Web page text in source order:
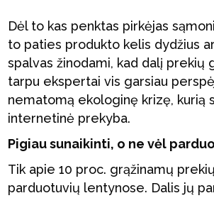
Dėl to kas penktas pirkėjas
to paties produkto kelis dydžius
spalvas žinodami, kad dalį prekių
tarpu ekspertai vis garsiau
nematomą ekologinę krizę, kurią
internetinė prekyba.
Pigiau sunaikinti, o ne vėl
Tik apie 10 proc. grąžinamų
parduotuvių lentynose. Dalis jų